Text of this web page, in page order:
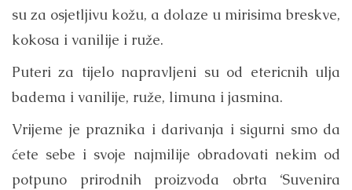
su za osjetljivu kožu, a dolaze u mirisima breskve,
kokosa i vanilije i ruže.
Puteri za tijelo napravljeni su od etericnih ulja
badema i vanilije, ruže, limuna i jasmina.
Vrijeme je praznika i darivanja i sigurni smo da
ćete sebe i svoje najmilije obradovati nekim od
potpuno prirodnih proizvoda obrta ‘Suvenira